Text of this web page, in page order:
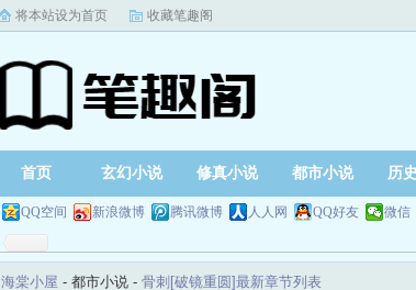
将本站设为首页 收藏笔趣阁
首页 玄幻小说 修真小说 都市小说 历
QQ空间 新浪微博 腾讯微博 人人网 QQ好友 微信
海棠小屋 - 都市小说 - 骨刺[破镜重圆]最新章节列表